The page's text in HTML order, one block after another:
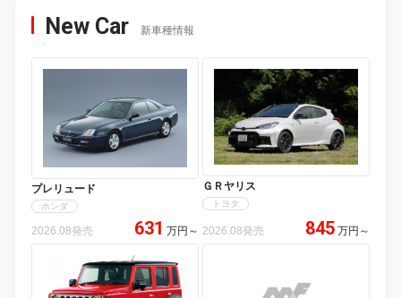
New Car 新車種情報
プレリュード
ホンダ
2026.08発売 631 万円 ～
ＧＲヤリス
トヨタ
2026.08発売 845 万円 ～